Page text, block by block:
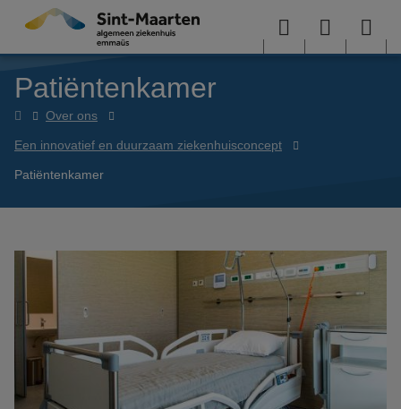
Overslaan en naar de inhoud gaan
Menu User
Patiëntenkamer
HomeOver ons
Een innovatief en duurzaam ziekenhuisconcept
Patiëntenkamer